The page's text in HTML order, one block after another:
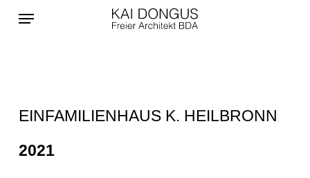
Menu
EINFAMILIENHAUS K. HEILBRONN
2021